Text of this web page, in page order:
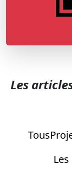
Les
Tous